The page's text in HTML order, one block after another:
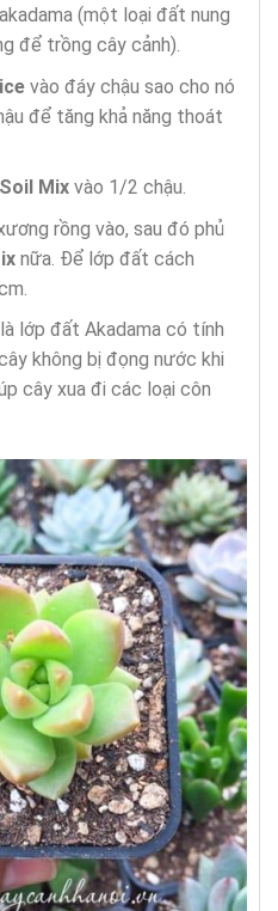
(một loại đất nung
để trồng cây cảnh).
vào đáy chậu sao cho nó
để tăng khả năng thoát
Mix vào 1/2 chậu.
rồng vào, sau đó phủ
nữa. Để lớp đất cách
lớp đất Akadama có tính
không bị đọng nước khi
cây xua đi các loại côn